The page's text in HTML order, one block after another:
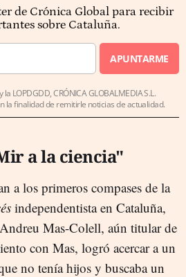
de Crónica Global para recibir
sobre Cataluña.
APUNTARME
LOPDGDD, CRÓNICA GLOBALMEDIA S.L.
la finalidad de remitirle noticias de actualidad.
a la ciencia"
a los primeros compases de la
independentista en Cataluña,
Mas-Colell, aún titular de
con Mas, logró acercar a un
no tenía hijos y buscaba un